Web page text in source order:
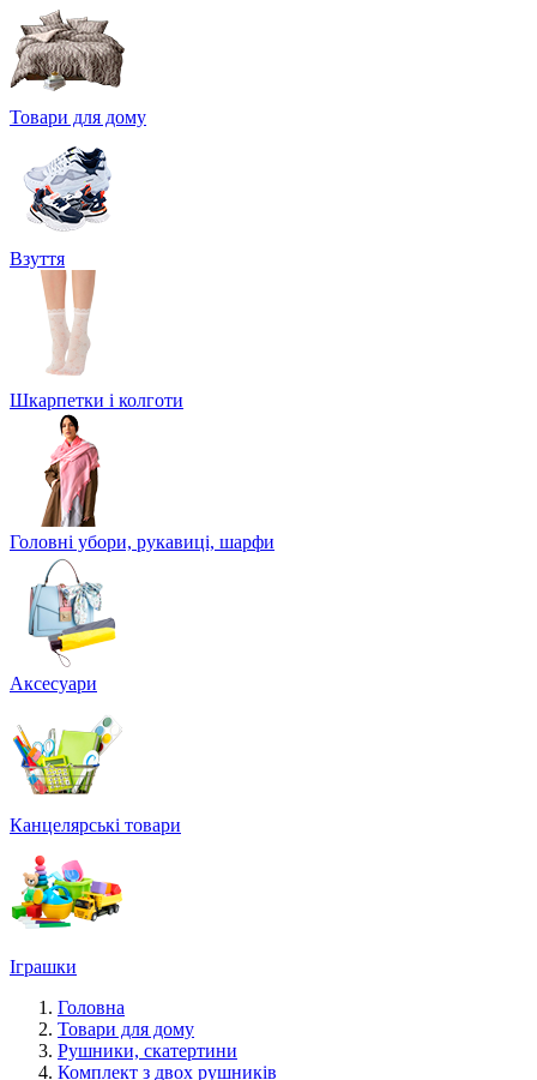
Товари для дому
Взуття
Шкарпетки і колготи
Головні убори, рукавиці, шарфи
Аксесуари
Канцелярські товари
Іграшки
Головна
Товари для дому
Рушники, скатертини
Комплект з двох рушників